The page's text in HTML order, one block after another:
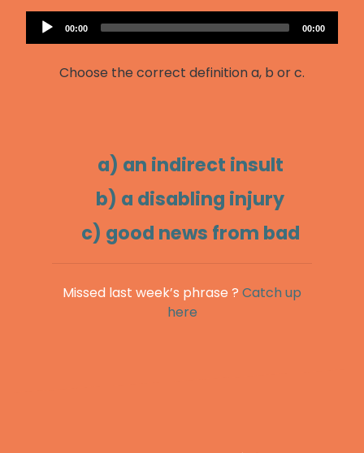
Audio
Player
Current
00:00
Total
00:00
Choose the correct definition a, b or c.
a) an indirect insult
b) a disabling injury
c) good news from bad
Missed last week’s phrase ? Catch up
here